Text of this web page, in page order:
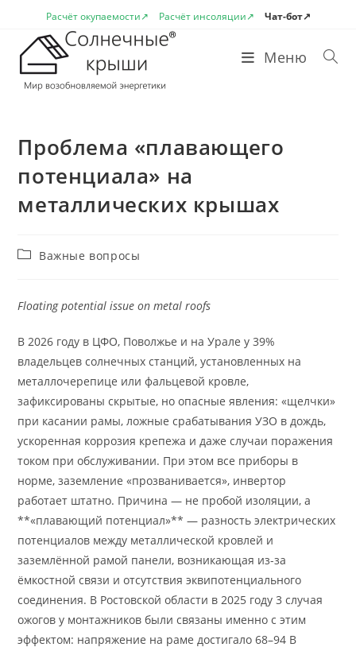
содержимому
Расчёт окупаемости↗ Расчёт инсоляции↗ Чат-бот↗
Меню
Проблема «плавающего
потенциала» на
металлических крышах
РубрикаВажные вопросы
Floating potential issue on metal roofs
В 2026 году в ЦФО, Поволжье и на Урале у 39%
владельцев солнечных станций, установленных на
металлочерепице или фальцевой кровле,
зафиксированы скрытые, но опасные явления: «щелчки»
при касании рамы, ложные срабатывания УЗО в дождь,
ускоренная коррозия крепежа и даже случаи поражения
током при обслуживании. При этом все приборы в
норме, заземление «прозванивается», инвертор
работает штатно. Причина — не пробой изоляции, а
**«плавающий потенциал»** — разность электрических
потенциалов между металлической кровлей и
заземлённой рамой панели, возникающая из-за
ёмкостной связи и отсутствия эквипотенциального
соединения. В Ростовской области в 2025 году 3 случая
ожогов у монтажников были связаны именно с этим
эффектом: напряжение на раме достигало 68–94 В